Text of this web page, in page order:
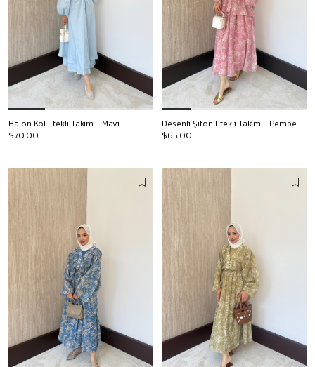
Balon Kol Etekli Takım - Mavi
$70.00
Desenli Şifon Etekli Takım - Pembe
$65.00